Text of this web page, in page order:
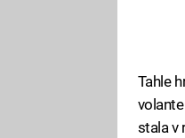
Tahle
stala v